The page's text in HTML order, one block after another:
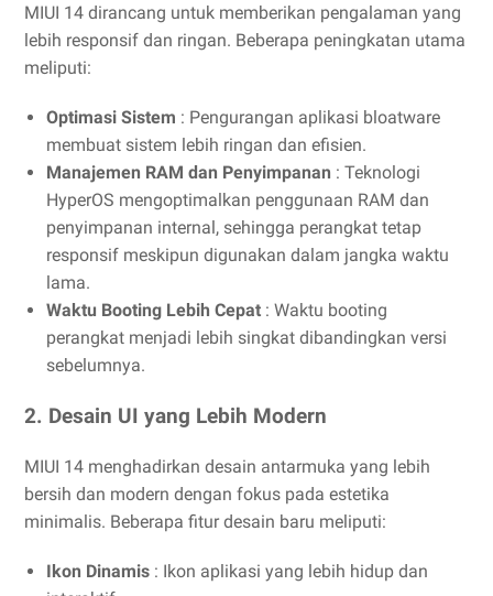
MIUI 14 dirancang untuk memberikan pengalaman yang
lebih responsif dan ringan. Beberapa peningkatan utama
meliputi:
Optimasi Sistem : Pengurangan aplikasi bloatware
membuat sistem lebih ringan dan efisien.
Manajemen RAM dan Penyimpanan : Teknologi
HyperOS mengoptimalkan penggunaan RAM dan
penyimpanan internal, sehingga perangkat tetap
responsif meskipun digunakan dalam jangka waktu
lama.
Waktu Booting Lebih Cepat : Waktu booting
perangkat menjadi lebih singkat dibandingkan versi
sebelumnya.
2. Desain UI yang Lebih Modern
MIUI 14 menghadirkan desain antarmuka yang lebih
bersih dan modern dengan fokus pada estetika
minimalis. Beberapa fitur desain baru meliputi:
Ikon Dinamis : Ikon aplikasi yang lebih hidup dan